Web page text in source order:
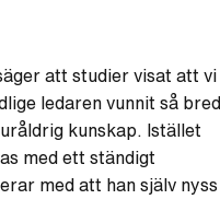
att studier visat att vi
ledaren vunnit så bred
kunskap. Istället
med ett ständigt
med att han själv nyss